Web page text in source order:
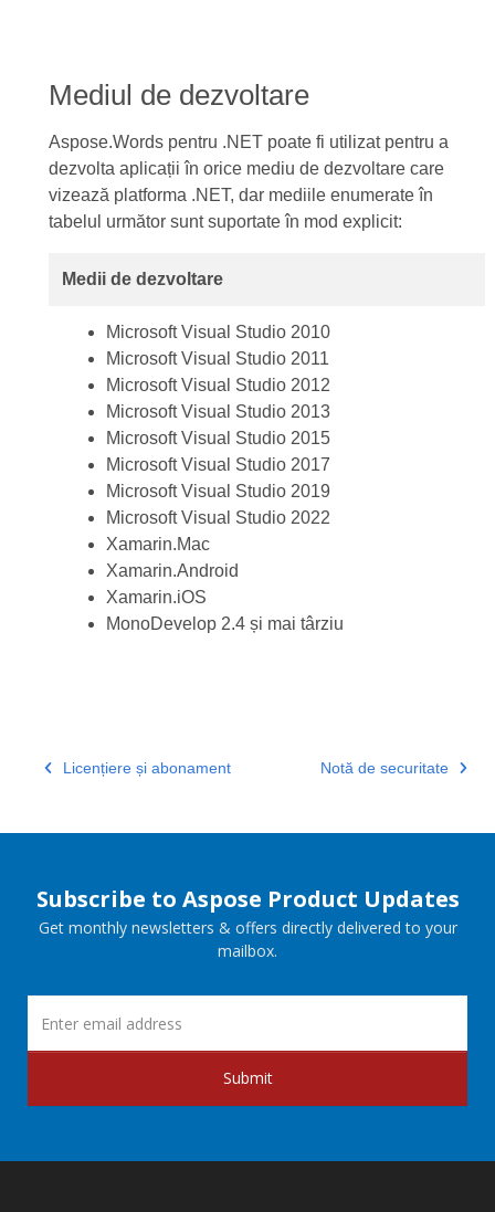
Mediul de dezvoltare
Aspose.Words pentru .NET poate fi utilizat pentru a
dezvolta aplicații în orice mediu de dezvoltare care
vizează platforma .NET, dar mediile enumerate în
tabelul următor sunt suportate în mod explicit:
Medii de dezvoltare
Microsoft Visual Studio 2010
Microsoft Visual Studio 2011
Microsoft Visual Studio 2012
Microsoft Visual Studio 2013
Microsoft Visual Studio 2015
Microsoft Visual Studio 2017
Microsoft Visual Studio 2019
Microsoft Visual Studio 2022
Xamarin.Mac
Xamarin.Android
Xamarin.iOS
MonoDevelop 2.4 și mai târziu
Licențiere și abonament Notă de securitate
Subscribe to Aspose Product Updates
Get monthly newsletters & offers directly delivered to your
mailbox.
Submit